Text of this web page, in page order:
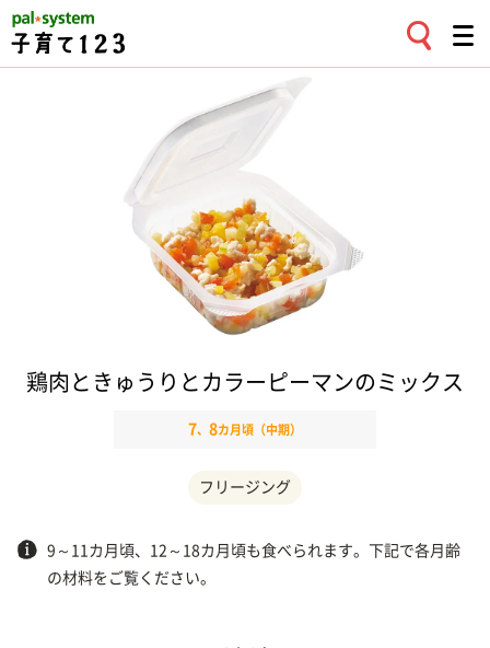
鶏肉ときゅうりとカラーピーマンのミックス
7、 8カ月頃（中期）
フリージング
9～11カ月頃、12～18カ月頃も食べられます。下記で各月齢
の材料をご覧ください。